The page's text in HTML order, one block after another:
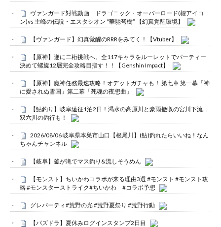
ヴァンガード対戦動画 ドラゴニック・オーバーロード(櫂アイコ
ン)vs 主峰の伝説・エスタシオン “華馳弩樹” 【幻真覚醒環境】
【ヴァンガード】幻真覚醒のRRRをみてく！【Vtuber】
【原神】遂に二桁挑戦へ。全117キャラをルーレットでパーティー
決めて螺旋12層完全攻略目指す！！【Genshin Impact】
【原神】魔神任務最速攻略！オデットガチャも！ 第七章 第一幕「神
に愛されぬ雪国」第二幕「死魂の夜想曲」
【鮎釣り】岐阜遠征1泊2日！渇水の高原川と豪雨撤収の宮川下流…
双六川の釣行も！
2026/08/06 岐阜県本巣市山口【根尾川】(鮎)釣れたらいいね！なん
ちゃんチャンネル
【岐阜】釜が滝でマス釣り&流しそうめん
【モンスト】ちいかわコラボが来る理由3選 #モンスト #モンスト攻
略 #モンスターストライク#ちいかわ #コラボ予想
グレパーティ#荒野の光 #荒野夏祭り #荒野行動
【パズドラ】夏休みログインスタンプ2日目